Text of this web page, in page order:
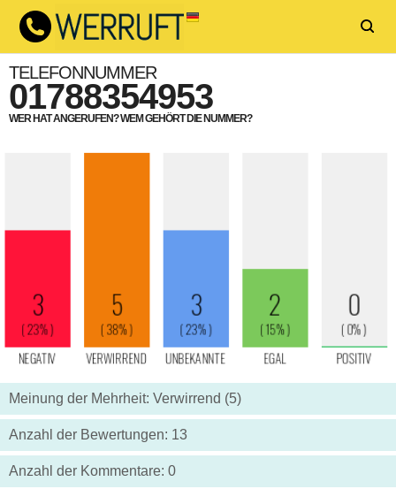
TELEFONNUMMER
01788354953
WER HAT ANGERUFEN? WEM GEHÖRT DIE NUMMER?
Meinung der Mehrheit: Verwirrend (5)
Anzahl der Bewertungen: 13
Anzahl der Kommentare: 0